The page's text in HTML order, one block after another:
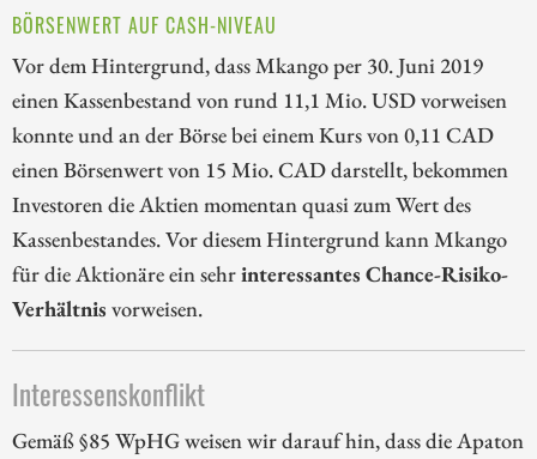
BÖRSENWERT AUF CASH-NIVEAU
Vor dem Hintergrund, dass Mkango per 30. Juni 2019
einen Kassenbestand von rund 11,1 Mio. USD vorweisen
konnte und an der Börse bei einem Kurs von 0,11 CAD
einen Börsenwert von 15 Mio. CAD darstellt, bekommen
Investoren die Aktien momentan quasi zum Wert des
Kassenbestandes. Vor diesem Hintergrund kann Mkango
für die Aktionäre ein sehrinteressantes Chance-Risiko-
Verhältnis vorweisen.
Interessenskonflikt
Gemäß §85 WpHG weisen wir darauf hin, dass die Apaton